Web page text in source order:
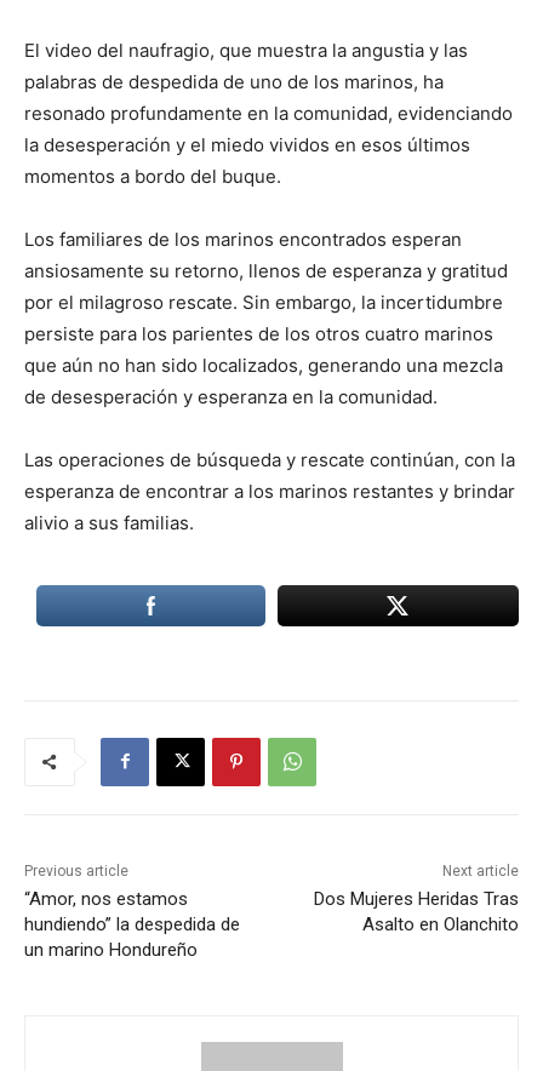
El video del naufragio, que muestra la angustia y las
palabras de despedida de uno de los marinos, ha
resonado profundamente en la comunidad, evidenciando
la desesperación y el miedo vividos en esos últimos
momentos a bordo del buque.
Los familiares de los marinos encontrados esperan
ansiosamente su retorno, llenos de esperanza y gratitud
por el milagroso rescate. Sin embargo, la incertidumbre
persiste para los parientes de los otros cuatro marinos
que aún no han sido localizados, generando una mezcla
de desesperación y esperanza en la comunidad.
Las operaciones de búsqueda y rescate continúan, con la
esperanza de encontrar a los marinos restantes y brindar
alivio a sus familias.
Previous article
“Amor, nos estamos
hundiendo” la despedida de
un marino Hondureño
Next article
Dos Mujeres Heridas Tras
Asalto en Olanchito